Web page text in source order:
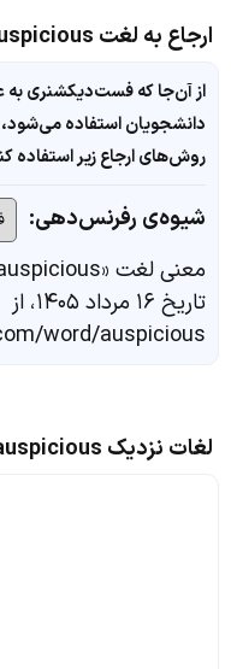
ارجاع به لغت auspicious
از آن‌جا که فست‌دیکشنری به
دانشجویان استفاده
روش‌های ارجاع زیر استفاده
شیوه‌ی رفرنس‌دهی:
معنی لغت «auspicious» در
تاریخ ۱۶ مرداد ۱۴۰۵، از
word/auspicious
لغات نزدیک auspicious